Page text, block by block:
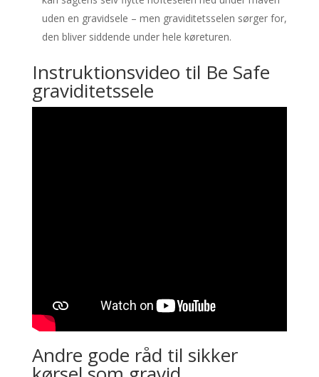
uden en gravidsele – men graviditetsselen sørger for,
den bliver siddende under hele køreturen.
Instruktionsvideo til Be Safe
graviditetssele
Andre gode råd til sikker